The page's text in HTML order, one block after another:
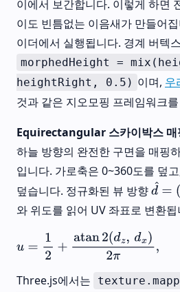
이에서 보간합니다. 이렇게 하면
이도 빈틈없는 이음새가 만들어
이더에서 실행됩니다. 경계 버텍
morphedHeight =
heightRight, 0.5) 이며, 우
것과 같은 지오모핑 프레임워크
Equirectangular 스카이박스 매
하늘 방향의 완전한 구면을 매핑
입니다. 가로축은 0~360도를 덮
덮습니다. 정규화된 뷰 방향d ^=( d
와 위도를 읽어 UV 좌표로 변환됩
= 2+atan2(dz dx)2
Three.js에서는